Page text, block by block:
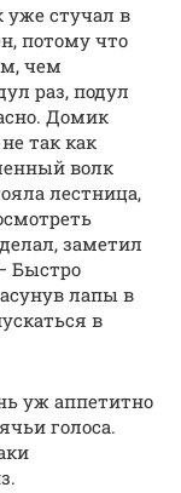
уже стучал в
потому что
чем
раз, подул
Домик
так как
волк
лестница,
заметил
Быстро
лапы в
в
уж аппетитно
голоса.